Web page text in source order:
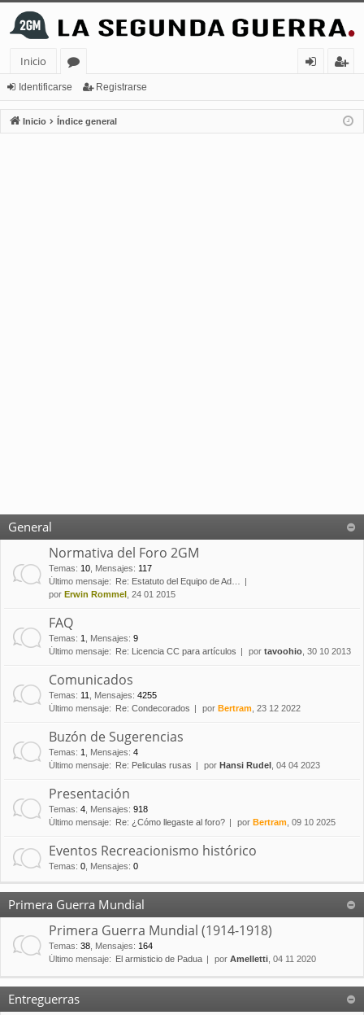
Inicio
or
os
nt
ifi
ist
ra
Identificarse Registrarse
Inicio Índice general
General
Normativa del Foro 2GM
Temas: 10 Mensajes: 117
Último mensaje:
Re: Estatuto del Equipo de Ad…
por Erwin Rommel , 24 01 2015
FAQ
Temas: 1 Mensajes: 9
Último mensaje:
Re: Licencia CC para artículos por tavoohio , 30 10 2013
Comunicados
Temas: 11 Mensajes: 4255
Último mensaje:
Re: Condecorados por Bertram , 23 12 2022
Buzón de Sugerencias
Temas: 1 Mensajes: 4
Último mensaje:
Re: Peliculas rusas por Hansi Rudel , 04 04 2023
Presentación
Temas: 4 Mensajes: 918
Último mensaje:
Re: ¿Cómo llegaste al foro? por Bertram , 09 10 2025
Eventos Recreacionismo histórico
Temas: 0 Mensajes: 0
Primera Guerra Mundial
Primera Guerra Mundial (1914-1918)
Temas: 38 Mensajes: 164
Último mensaje:
El armisticio de Padua por Amelletti , 04 11 2020
Entreguerras